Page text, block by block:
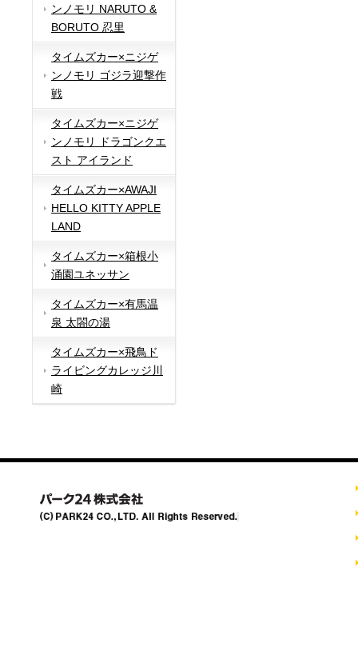
ンノモリ NARUTO &
BORUTO 忍里
タイムズカー×ニジゲ
ンノモリ ゴジラ迎撃作
戦
タイムズカー×ニジゲ
ンノモリ ドラゴンクエ
スト アイランド
タイムズカー×AWAJI
HELLO KITTY APPLE
LAND
タイムズカー×箱根小
涌園ユネッサン
タイムズカー×有馬温
泉 太閤の湯
タイムズカー×飛鳥ド
ライビングカレッジ川
崎